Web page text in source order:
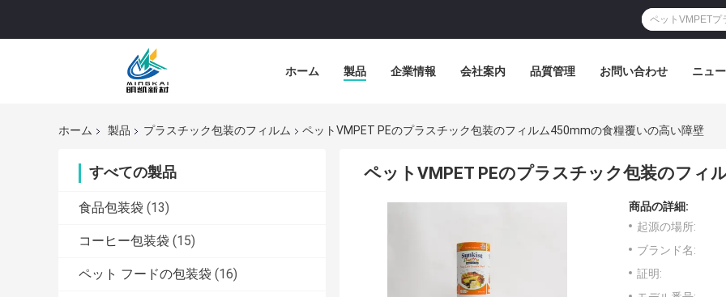
ホーム 製品 企業情報 会社案内 品質管理 お問い合わせ ニュ
ホーム 製品 プラスチック包装のフィルム ペットVMPET PEのプラスチック包装のフィルム450mmの食糧覆いの高い障壁
すべての製品
食品包装袋 (13)
コーヒー包装袋 (15)
ペット フードの包装袋 (16)
ペットVMPET PEのプラスチック包装のフィ
商品の詳細:
起源の場所:
ブランド名:
証明: